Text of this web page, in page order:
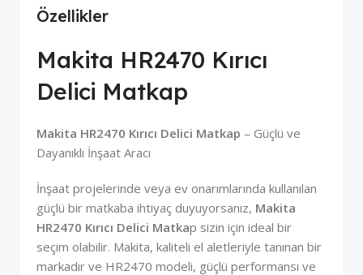
Özellikler
Makita HR2470 Kırıcı
Delici Matkap
Makita HR2470 Kırıcı Delici Matkap – Güçlü ve
Dayanıklı İnşaat Aracı
İnşaat projelerinde veya ev onarımlarında kullanılan
güçlü bir matkaba ihtiyaç duyuyorsanız, Makita
HR2470 Kırıcı Delici Matkap sizin için ideal bir
seçim olabilir. Makita, kaliteli el aletleriyle tanınan bir
markadır ve HR2470 modeli, güçlü performansı ve